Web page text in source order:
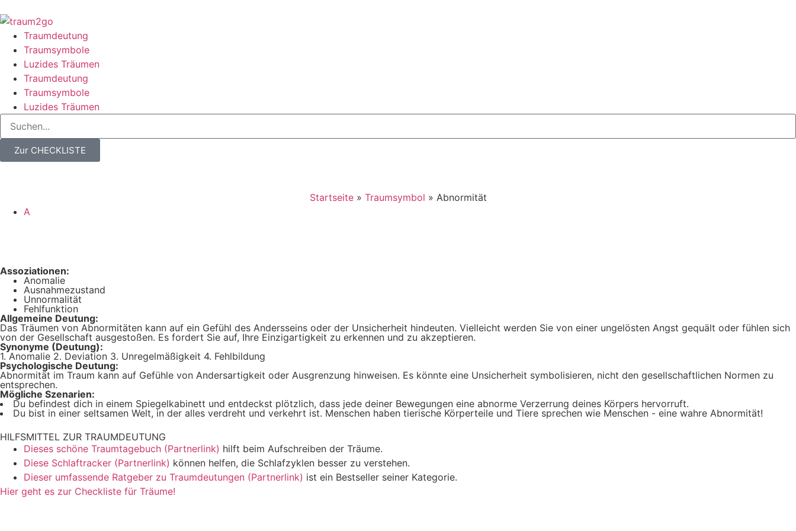
Traumdeutung
Traumsymbole
Luzides Träumen
Traumdeutung
Traumsymbole
Luzides Träumen
Zur CHECKLISTE
Startseite» Traumsymbol » Abnormität
A
Assoziationen:
Anomalie
Ausnahmezustand
Unnormalität
Fehlfunktion
Allgemeine Deutung:
Das Träumen von Abnormitäten kann auf ein Gefühl des Andersseins oder der Unsicherheit hindeuten. Vielleicht werden Sie von einer ungelösten Angst gequält oder fühlen sich
von der Gesellschaft ausgestoßen. Es fordert Sie auf, Ihre Einzigartigkeit zu erkennen und zu akzeptieren.
Synonyme (Deutung):
1. Anomalie 2. Deviation 3. Unregelmäßigkeit 4. Fehlbildung
Psychologische Deutung:
Abnormität im Traum kann auf Gefühle von Andersartigkeit oder Ausgrenzung hinweisen. Es könnte eine Unsicherheit symbolisieren, nicht den gesellschaftlichen Normen zu
entsprechen.
Mögliche Szenarien:
Du befindest dich in einem Spiegelkabinett und entdeckst plötzlich, dass jede deiner Bewegungen eine abnorme Verzerrung deines Körpers hervorruft.
Du bist in einer seltsamen Welt, in der alles verdreht und verkehrt ist. Menschen haben tierische Körperteile und Tiere sprechen wie Menschen - eine wahre Abnormität!
HILFSMITTEL ZUR TRAUMDEUTUNG
Dieses schöne Traumtagebuch (Partnerlink) hilft beim Aufschreiben der Träume.
Diese Schlaftracker (Partnerlink) können helfen, die Schlafzyklen besser zu verstehen.
Dieser umfassende Ratgeber zu Traumdeutungen (Partnerlink) ist ein Bestseller seiner Kategorie.
Hier geht es zur Checkliste für Träume!